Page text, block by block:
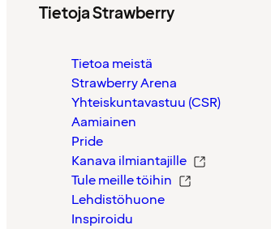
Tietoja Strawberry
Tietoa meistä
Strawberry Arena
Yhteiskuntavastuu (CSR)
Aamiainen
Pride
Kanava ilmiantajille
Tule meille töihin
Lehdistöhuone
Inspiroidu